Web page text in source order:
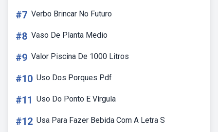
#7 Verbo Brincar No Futuro
#8 Vaso De Planta Medio
#9 Valor Piscina De 1000 Litros
#10 Uso Dos Porques Pdf
#11 Uso Do Ponto E Vírgula
#12 Usa Para Fazer Bebida Com A Letra S